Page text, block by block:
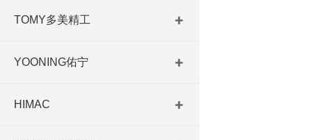
TOMY多美精工
YOONING佑宁
HIMAC